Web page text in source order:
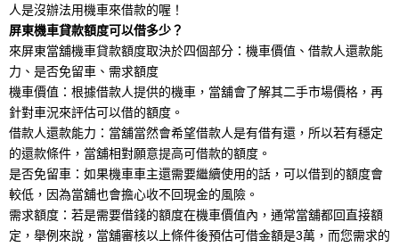
人是沒辦法用機車來借款的喔！
屏東機車貸款額度可以借多少？
來屏東當舖機車貸款額度取決於四個部分：機車價值、借款人還款能
力、是否免留車、需求額度
機車價值：根據借款人提供的機車，當舖會了解其二手市場價格，再
針對車況來評估可以借的額度。
借款人還款能力：當舖當然會希望借款人是有借有還，所以若有穩定
的還款條件，當舖相對願意提高可借款的額度。
是否免留車：如果機車車主還需要繼續使用的話，可以借到的額度會
較低，因為當舖也會擔心收不回現金的風險。
需求額度：若是需要借錢的額度在機車價值內，通常當舖都回直接額
定，舉例來說，當舖審核以上條件後預估可借金額是3萬，而您需求的